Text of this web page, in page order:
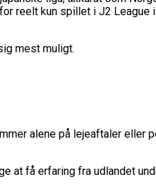
reelt kun spillet i J2 League
mest muligt.
alene på lejeaftaler eller
at få erfaring fra udlandet